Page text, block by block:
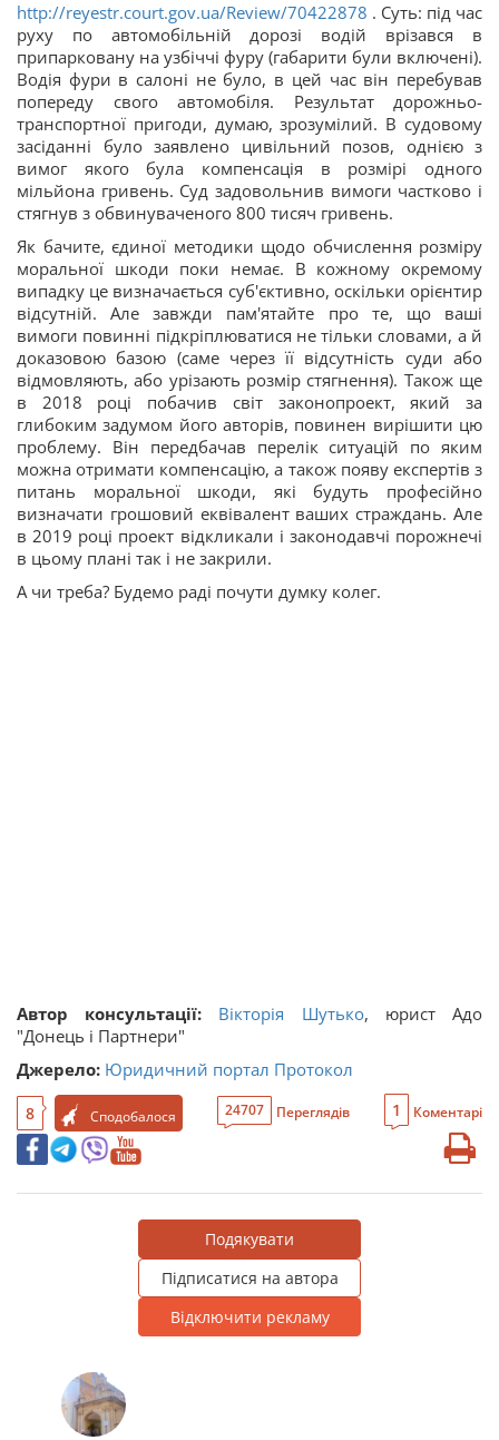
http://reyestr.court.gov.ua/Review/70422878 . Суть: під час
руху по автомобільній дорозі водій врізався в
припарковану на узбіччі фуру (габарити були включені).
Водія фури в салоні не було, в цей час він перебував
попереду свого автомобіля. Результат дорожньо-
транспортної пригоди, думаю, зрозумілий. В судовому
засіданні було заявлено цивільний позов, однією з
вимог якого була компенсація в розмірі одного
мільйона гривень. Суд задовольнив вимоги частково і
стягнув з обвинуваченого 800 тисяч гривень.
Як бачите, єдиної методики щодо обчислення розміру
моральної шкоди поки немає. В кожному окремому
випадку це визначається суб'єктивно, оскільки орієнтир
відсутній. Але завжди пам'ятайте про те, що ваші
вимоги повинні підкріплюватися не тільки словами, а й
доказовою базою (саме через її відсутність суди або
відмовляють, або урізають розмір стягнення). Також ще
в 2018 році побачив світ законопроект, який за
глибоким задумом його авторів, повинен вирішити цю
проблему. Він передбачав перелік ситуацій по яким
можна отримати компенсацію, а також появу експертів з
питань моральної шкоди, які будуть професійно
визначати грошовий еквівалент ваших страждань. Але
в 2019 році проект відкликали і законодавчі порожнечі
в цьому плані так і не закрили.
А чи треба? Будемо раді почути думку колег.
Автор консультації: Вікторія Шутько, юрист Адо
"Донець і Партнери"
Джерело: Юридичний портал Протокол
8 Сподобалося 24707 Переглядів 1 Коментарі
Подякувати
Підписатися на автора
Відключити рекламу